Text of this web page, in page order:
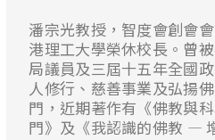
潘宗光教授，智度會創會
港理工大學榮休校長。曾
局議員及三屆十五年全國
人修行、慈善事業及弘揚
門，近期著作有《佛教與
門》及《我認識的佛教 —